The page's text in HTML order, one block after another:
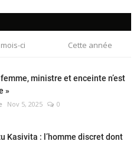
ci Cette année
femme, ministre et enceinte n’est
»
Nov 5, 2025 0
Kasivita : l’homme discret dont